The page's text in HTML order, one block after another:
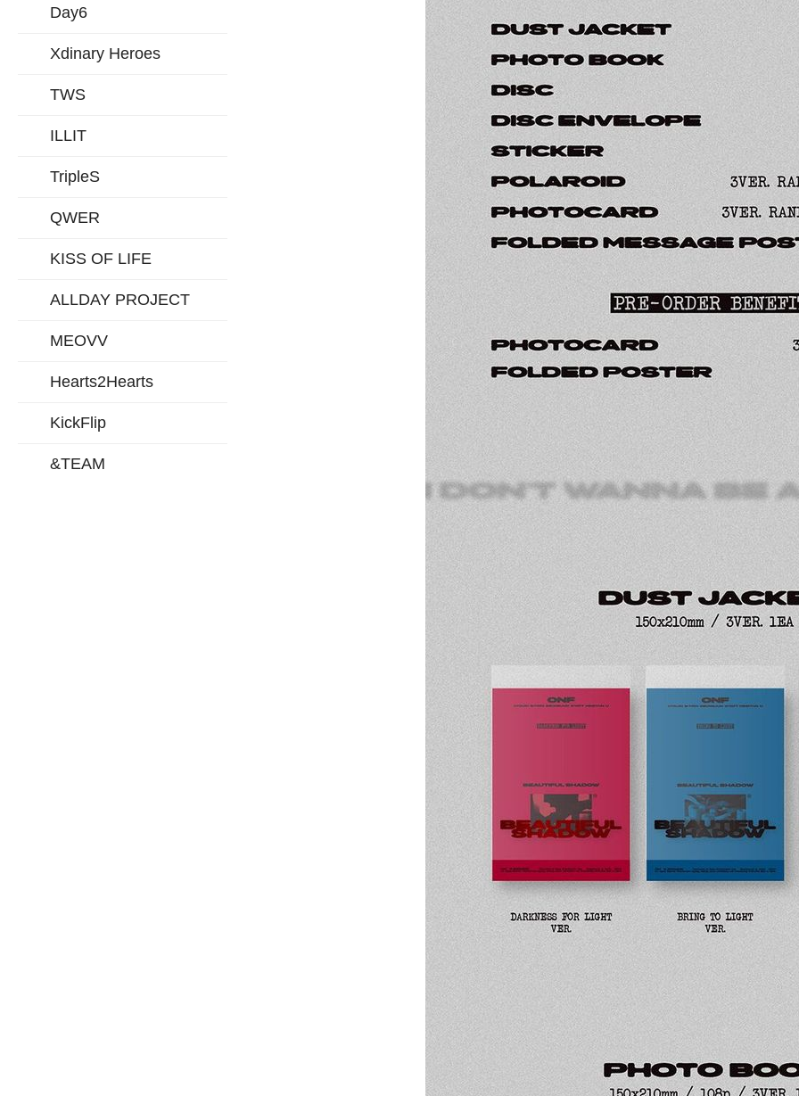
Day6
Xdinary Heroes
TWS
ILLIT
TripleS
QWER
KISS OF LIFE
ALLDAY PROJECT
MEOVV
Hearts2Hearts
KickFlip
&TEAM